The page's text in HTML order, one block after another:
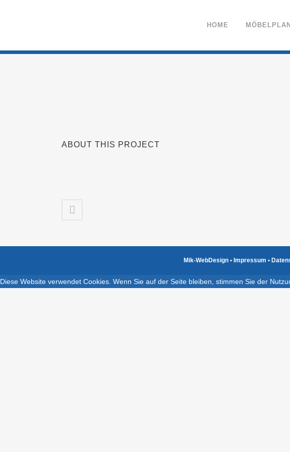
HOME
ABOUT THIS PROJECT
Mik-WebDesign • Impressum •
Diese Website verwendet Cookies. Wenn Sie auf der Seite bleiben, stimmen Sie der